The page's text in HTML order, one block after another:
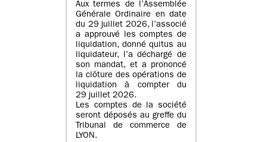
Aux termes de l’Assemblée
Générale Ordinaire en date
du 29 juillet 2026, l’associé
a approuvé les comptes de
liquidation, donné quitus au
liquidateur, l’a déchargé de
son mandat, et a prononcé
la clôture des opérations de
liquidation à compter du
29 juillet 2026.
Les comptes de la société
seront déposés au greffe du
Tribunal de commerce de
LYON.